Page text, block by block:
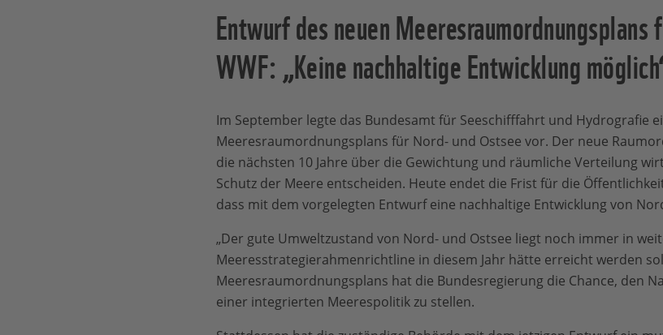
Entwurf des neuen
WWF: „Keine nachhaltige Entwicklung
Im September legte das Bundesamt für Seeschifffahrt und Hydrografie
Meeresraumordnungsplans für Nord- und Ostsee vor. Der neue
die nächsten 10 Jahre über die Gewichtung und räumliche Verteilung
Schutz der Meere entscheiden. Heute endet die Frist für die
dass mit dem vorgelegten Entwurf eine nachhaltige Entwicklung von
„Der gute Umweltzustand von Nord- und Ostsee liegt noch immer in
Meeresstrategierahmenrichtline in diesem Jahr hätte erreicht werden
Meeresraumordnungsplans hat die Bundesregierung die Chance, den
einer integrierten Meerespolitik zu stellen.